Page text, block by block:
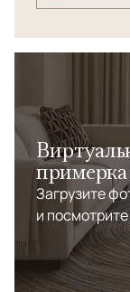
Загрузите
и